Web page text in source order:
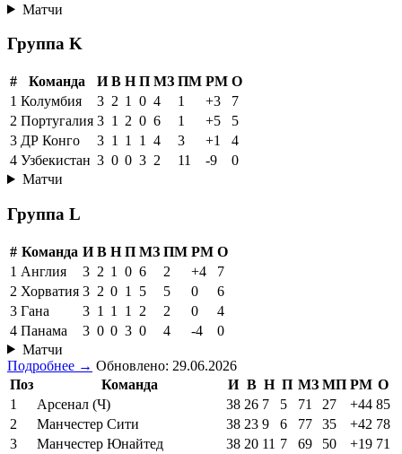
Матчи
Группа K
# Команда И В Н П МЗ ПМ РМ О
1 Колумбия 3 2 1 0 4 1 +3
7
2 Португалия 3 1 2 0 6 1 +5
5
3 ДР Конго 3 1 1 1 4 3 +1
4
4 Узбекистан 3 0 0 3 2 11 -9
0
Матчи
Группа L
# Команда И В Н П МЗ ПМ РМ О
1 Англия 3 2 1 0 6 2 +4
7
2 Хорватия 3 2 0 1 5 5 0
6
3 Гана 3 1 1 1 2 2 0
4
4 Панама 3 0 0 3 0 4 -4
0
Матчи
Подробнее → Обновлено: 29.06.2026
Поз
Команда И В Н П МЗ МП РМ О
1
Арсенал (Ч) 38 26 7 5 71 27 +44 85
2
Манчестер Сити 38 23 9 6 77 35 +42 78
3
Манчестер Юнайтед 38 20 11 7 69 50 +19 71